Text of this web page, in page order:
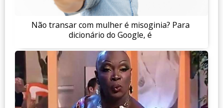
Não transar com mulher é misoginia? Para
dicionário do Google, é